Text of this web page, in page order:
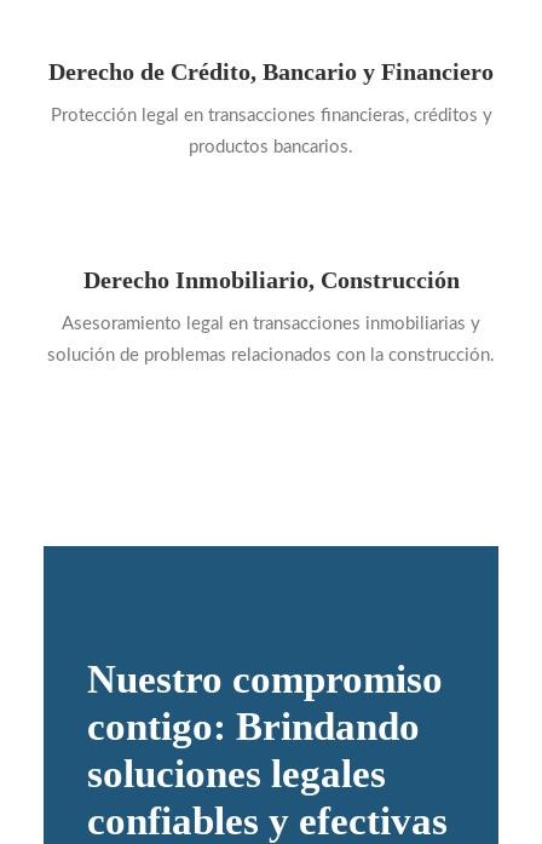
Derecho de Crédito, Bancario y Financiero
Protección legal en transacciones financieras, créditos y
productos bancarios.
Derecho Inmobiliario, Construcción
Asesoramiento legal en transacciones inmobiliarias y
solución de problemas relacionados con la construcción.
Nuestro compromiso
contigo: Brindando
soluciones legales
confiables y efectivas